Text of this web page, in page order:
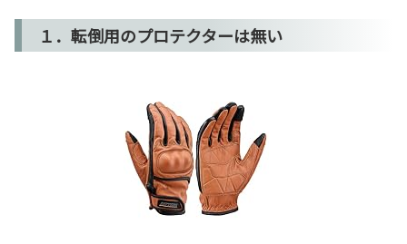
１．転倒用のプロテクターは無い